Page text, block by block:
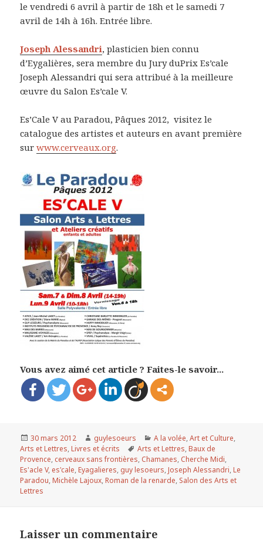
le vendredi 6 avril à partir de 18h et le samedi 7
avril de 14h à 16h. Entrée libre.
Joseph Alessandri, plasticien bien connu
d’Eygalières, sera membre du Jury duPrix Es’cale
Joseph Alessandri qui sera attribué à la meilleure
œuvre du Salon Es’cale V.
Es’Cale V au Paradou, Pâques 2012, visitez le
catalogue des artistes et auteurs en avant première
surwww.cerveaux.org.
Vous avez aimé cet article ? Faites-le savoir...
Publié
le
30 mars 2012 Auteur
guylesoeurs Catégories
A la volée,Art et Culture,
Arts et Lettres,Livres et écrits
Mots-
clés
Arts et Lettres,Baux de
Provence, cerveaux sans frontières, Chamanes, Cherche Midi,
Es'acle V, es'cale,Eyagalieres, guy lesoeurs,Joseph Alessandri,Le
Paradou,Michèle Lajoux,Roman de la renarde, Salon des Arts et
Lettres
Laisser un commentaire